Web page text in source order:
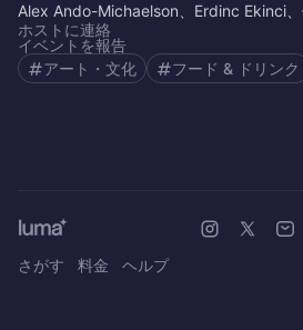
Alex Ando-Michaelson、Erdinc Ekinci
ホストに連絡
イベントを報告
アート・文化
フード & ドリンク
さがす 料金 ヘルプ